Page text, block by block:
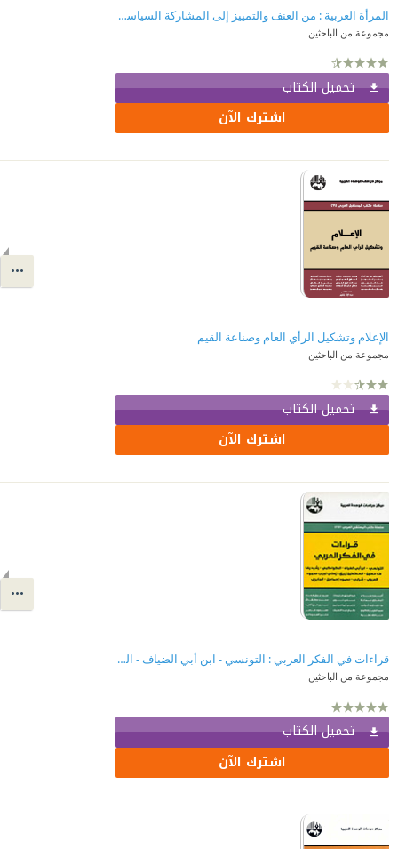
المرأة العربية : من العنف والتمييز إلى المشاركة السياسية ( سلسلة كتب المستقبل العربي )
مجموعة من الباحثين
تحميل الكتاب
اشترك الآن
الإعلام وتشكيل الرأي العام وصناعة القيم
مجموعة من الباحثين
تحميل الكتاب
اشترك الآن
قراءات في الفكر العربي : التونسي - ابن أبي الضياف - الكواكبي - رشيد رضا - طه حسين - قسطنطين زريق - زكي نجيب محمود - العروي - شرابي - محمود إسماعيل - الجابري ( سلسلة كتب المستقبل العربي )
مجموعة من الباحثين
تحميل الكتاب
اشترك الآن